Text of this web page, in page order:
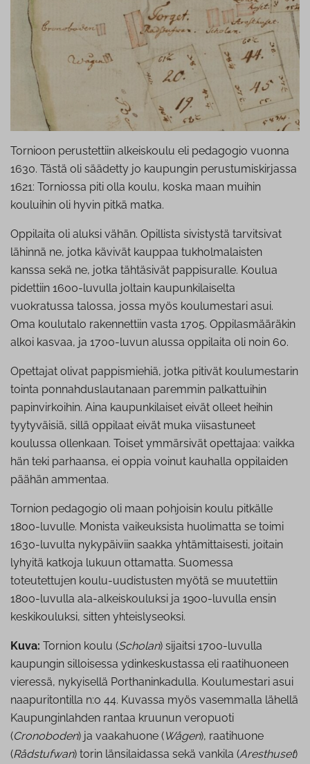
Tornioon perustettiin alkeiskoulu eli pedagogio vuonna
1630. Tästä oli säädetty jo kaupungin perustumiskirjassa
1621: Torniossa piti olla koulu, koska maan muihin
kouluihin oli hyvin pitkä matka.
Oppilaita oli aluksi vähän. Opillista sivistystä tarvitsivat
lähinnä ne, jotka kävivät kauppaa tukholmalaisten
kanssa sekä ne, jotka tähtäsivät pappisuralle. Koulua
pidettiin 1600-luvulla joltain kaupunkilaiselta
vuokratussa talossa, jossa myös koulumestari asui.
Oma koulutalo rakennettiin vasta 1705. Oppilasmääräkin
alkoi kasvaa, ja 1700-luvun alussa oppilaita oli noin 60.
Opettajat olivat pappismiehiä, jotka pitivät koulumestarin
tointa ponnahduslautanaan paremmin palkattuihin
papinvirkoihin. Aina kaupunkilaiset eivät olleet heihin
tyytyväisiä, sillä oppilaat eivät muka viisastuneet
koulussa ollenkaan. Toiset ymmärsivät opettajaa: vaikka
hän teki parhaansa, ei oppia voinut kauhalla oppilaiden
päähän ammentaa.
Tornion pedagogio oli maan pohjoisin koulu pitkälle
1800-luvulle. Monista vaikeuksista huolimatta se toimi
1630-luvulta nykypäiviin saakka yhtämittaisesti, joitain
lyhyitä katkoja lukuun ottamatta. Suomessa
toteutettujen koulu-uudistusten myötä se muutettiin
1800-luvulla ala-alkeiskouluksi ja 1900-luvulla ensin
keskikouluksi, sitten yhteislyseoksi.
Kuva: Tornion koulu (Scholan) sijaitsi 1700-luvulla
kaupungin silloisessa ydinkeskustassa eli raatihuoneen
vieressä, nykyisellä Porthaninkadulla. Koulumestari asui
naapuritontilla n:o 44. Kuvassa myös vasemmalla lähellä
Kaupunginlahden rantaa kruunun veropuoti
(Cronoboden) ja vaakahuone (Wågen), raatihuone
(Rådstufwan) torin länsilaidassa sekä vankila (Aresthuset)